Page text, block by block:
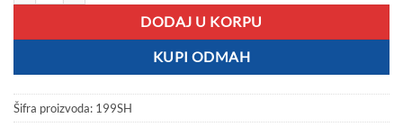
DODAJ U KORPU
KUPI ODMAH
Šifra proizvoda: 199SH